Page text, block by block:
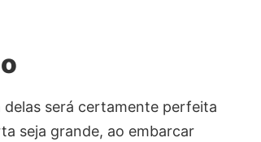
delas será certamente perfeita
seja grande, ao embarcar